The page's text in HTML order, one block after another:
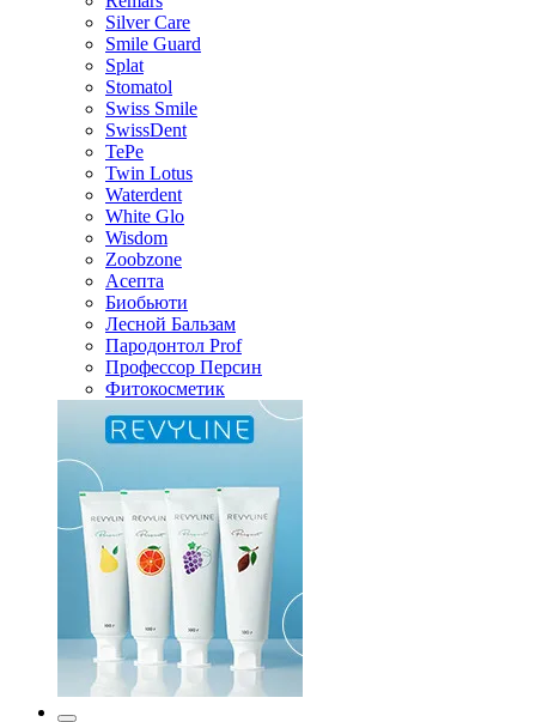
Silver Care
Smile Guard
Splat
Stomatol
Swiss Smile
SwissDent
TePe
Twin Lotus
Waterdent
White Glo
Wisdom
Zoobzone
Асепта
Биобьюти
Лесной Бальзам
Пародонтол Prof
Профессор Персин
Фитокосметик